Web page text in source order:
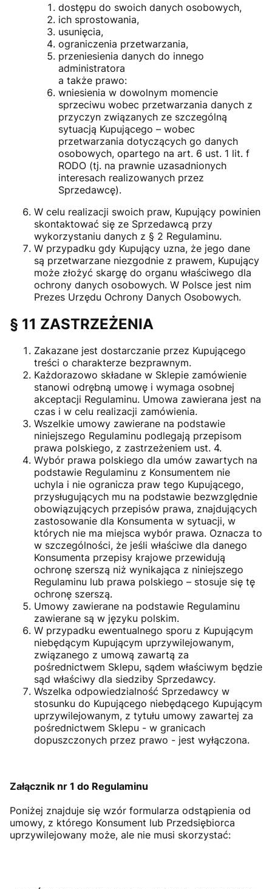
dostępu do swoich danych osobowych,
ich sprostowania,
usunięcia,
ograniczenia przetwarzania,
przeniesienia danych do innego
administratora
a także prawo:
wniesienia w dowolnym momencie
sprzeciwu wobec przetwarzania danych z
przyczyn związanych ze szczególną
sytuacją Kupującego – wobec
przetwarzania dotyczących go danych
osobowych, opartego na art. 6 ust. 1 lit. f
RODO (tj. na prawnie uzasadnionych
interesach realizowanych przez
Sprzedawcę).
W celu realizacji swoich praw, Kupujący powinien
skontaktować się ze Sprzedawcą przy
wykorzystaniu danych z § 2 Regulaminu.
W przypadku gdy Kupujący uzna, że jego dane
są przetwarzane niezgodnie z prawem, Kupujący
może złożyć skargę do organu właściwego dla
ochrony danych osobowych. W Polsce jest nim
Prezes Urzędu Ochrony Danych Osobowych.
§ 11 ZASTRZEŻENIA
Zakazane jest dostarczanie przez Kupującego
treści o charakterze bezprawnym.
Każdorazowo składane w Sklepie zamówienie
stanowi odrębną umowę i wymaga osobnej
akceptacji Regulaminu. Umowa zawierana jest na
czas i w celu realizacji zamówienia.
Wszelkie umowy zawierane na podstawie
niniejszego Regulaminu podlegają przepisom
prawa polskiego, z zastrzeżeniem ust. 4.
Wybór prawa polskiego dla umów zawartych na
podstawie Regulaminu z Konsumentem nie
uchyla i nie ogranicza praw tego Kupującego,
przysługujących mu na podstawie bezwzględnie
obowiązujących przepisów prawa, znajdujących
zastosowanie dla Konsumenta w sytuacji, w
których nie ma miejsca wybór prawa. Oznacza to
w szczególności, że jeśli właściwe dla danego
Konsumenta przepisy krajowe przewidują
ochronę szerszą niż wynikająca z niniejszego
Regulaminu lub prawa polskiego – stosuje się tę
ochronę szerszą.
Umowy zawierane na podstawie Regulaminu
zawierane są w języku polskim.
W przypadku ewentualnego sporu z Kupującym
niebędącym Kupującym uprzywilejowanym,
związanego z umową zawartą za
pośrednictwem Sklepu, sądem właściwym będzie
sąd właściwy dla siedziby Sprzedawcy.
Wszelka odpowiedzialność Sprzedawcy w
stosunku do Kupującego niebędącego Kupującym
uprzywilejowanym, z tytułu umowy zawartej za
pośrednictwem Sklepu - w granicach
dopuszczonych przez prawo - jest wyłączona.
Załącznik nr 1 do Regulaminu
Poniżej znajduje się wzór formularza odstąpienia od
umowy, z którego Konsument lub Przedsiębiorca
uprzywilejowany może, ale nie musi skorzystać: